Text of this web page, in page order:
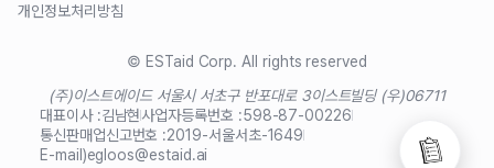
개인정보처리방침
© ESTaid Corp. All rights reserved
(주)이스트에이드 서울시 서초구 반포대로 3이스트빌딩 (우)06711
대표이사 :김남현사업자등록번호 :598-87-00226
통신판매업신고번호 :2019-서울서초-1649
E-mail)egloos@estaid.ai